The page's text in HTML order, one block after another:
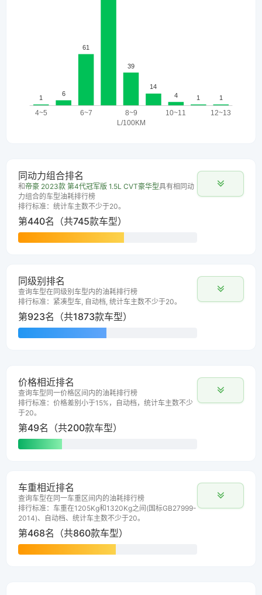
同动力组合排名
和 帝豪 2023款 第4代冠军版 1.5L CVT豪华型具有相同动
力组合的车型油耗排行榜
排行标准：统计车主数不少于20。
第440名（共745款车型）
同级别排名
查询车型在同级别车型内的油耗排行榜
排行标准：紧凑型车, 自动档, 统计车主数不少于20。
第923名（共1873款车型）
价格相近排名
查询车型同一价格区间内的油耗排行榜
排行标准：价格差别小于15%，自动档，统计车主数不少
于20。
第49名（共200款车型）
车重相近排名
查询车型在同一车重区间内的油耗排行榜
排行标准：车重在1205Kg和1320Kg之间(国标GB27999-
2014)、自动档、统计车主数不少于20。
第468名（共860款车型）